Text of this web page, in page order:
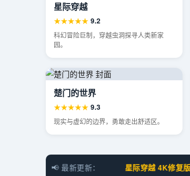
星际穿越
★★★★★ 9.2
科幻冒险巨制，穿越虫洞探寻人类新家
园。
楚门的世界
★★★★★ 9.3
现实与虚幻的边界，勇敢走出舒适区。
📢 最新更新： 星际穿越 4K修复